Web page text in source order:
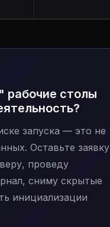
рабочие столы
запуска — это не
Оставьте заявку
проведу
сниму скрытые
инициализации